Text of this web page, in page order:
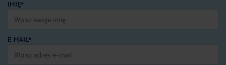
IMIĘ*
E-MAIL*